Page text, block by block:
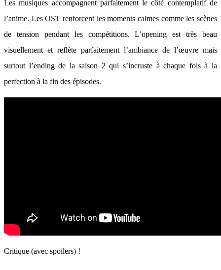
Les musiques accompagnent parfaitement le côté contemplatif de
l’anime. Les OST renforcent les moments calmes comme les scènes
de tension pendant les compétitions. L’opening est très beau
visuellement et reflète parfaitement l’ambiance de l’œuvre mais
surtout l’ending de la saison 2 qui s’incruste à chaque fois à la
perfection à la fin des épisodes.
Critique (avec spoilers) !